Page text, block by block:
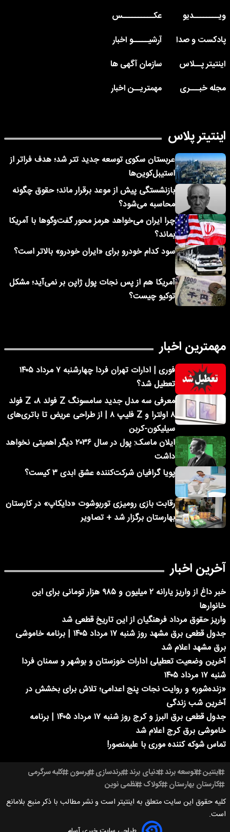
ویــــــــدیو
عکــــــــــس
پادکست و صدا
آرشیـــــو اخبار
اینتیتر پــلاس
سازمان آگهی ها
مجله خبـــری
مهمتریــن اخبار
اینتیتر پلاس
عربستان سکوی توسعه جدید تتر شد؛ هدف فراتر از
استیبل‌کوین‌ها
بازنشستگی پیش از موعد برقرار ماند؛ حقوق چگونه
محاسبه می‌شود؟
چرا ایران می‌خواهد هرمز محور گفت‌وگوها با آمریکا
بماند؟
سود کدام خودرو برای «ایران خودرو» بالاتر است؟
آمریکا هم از پس نجات پول ژاپن بر نمی‌آید؛ مشکل
توکیو چیست؟
مهمترین اخبار
فوری | ادارات تهران فردا چهارشنبه ۷ مرداد ۱۴۰۵
تعطیل شد؟
معرفی سه مدل جدید سامسونگ Z فولد ۸، Z فولد
۸ اولترا و Z فلیپ ۸ | از طراحی عریض تا باتری‌های
سیلیکون-کربن
ایلان ماسک: پول در سال ۲۰۳۶ دیگر اهمیتی نخواهد
داشت
پویا گرافیان شرکت‌کننده عشق ابدی ۳ کیست؟
رقابت بازی رومیزی توربوشوت «دایکاپ» در کارستان
بهارستان برگزار شد + تصاویر
آخرین اخبار
خبر داغ از واریز یارانه ۲ میلیون و ۹۸۵ هزار تومانی برای این
خانوارها
واریز حقوق مرداد فرهنگیان از این تاریخ قطعی شد
جدول قطعی برق مشهد روز شنبه ۱۷ مرداد ۱۴۰۵ | برنامه خاموشی
برق مشهد اعلام شد
آخرین وضعیت تعطیلی ادارات خوزستان و بوشهر و سمنان فردا
شنبه ۱۷ مرداد ۱۴۰۵
«زنده‌شور» و روایت نجات پنج اعدامی؛ تلاش برای بخشش در
آخرین شب زندگی
جدول قطعی برق البرز و کرج روز شنبه ۱۷ مرداد ۱۴۰۵ | برنامه
خاموشی برق کرج اعلام شد
تماس شوکه کننده موری با علیمنصور!
اینتین توسعه برند دنیای برند برندسازی پرسون کلبه سرگرمی
کارستان بهارستان کولاک نظمی نوین
کلیه حقوق این سایت متعلق به اینتیتر است و نشر مطالب با ذکر منبع بلامانع
است.